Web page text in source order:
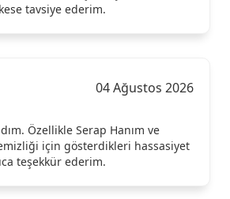
tavsiye ederim.
04 Ağustos 2026
Özellikle Serap Hanım ve
için gösterdikleri hassasiyet
teşekkür ederim.